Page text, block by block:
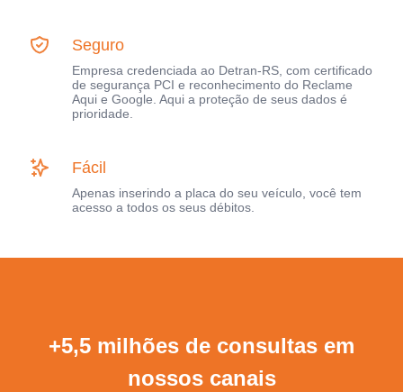
Seguro
Empresa credenciada ao Detran-RS, com certificado
de segurança PCI e reconhecimento do Reclame
Aqui e Google. Aqui a proteção de seus dados é
prioridade.
Fácil
Apenas inserindo a placa do seu veículo, você tem
acesso a todos os seus débitos.
+5,5 milhões de consultas em
nossos canais